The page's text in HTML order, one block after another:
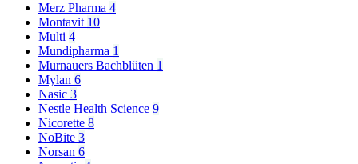
Merz Pharma 4
Montavit 10
Multi 4
Mundipharma 1
Murnauers Bachblüten 1
Mylan 6
Nasic 3
Nestle Health Science 9
Nicorette 8
NoBite 3
Norsan 6